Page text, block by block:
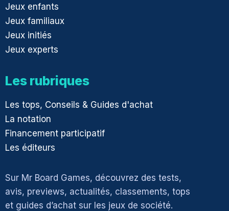
Jeux enfants
Jeux familiaux
Jeux initiés
Jeux experts
Les rubriques
Les tops, Conseils & Guides d'achat
La notation
Financement participatif
Les éditeurs
Sur Mr Board Games, découvrez des tests,
avis, previews, actualités, classements, tops
et guides d’achat sur les jeux de société.